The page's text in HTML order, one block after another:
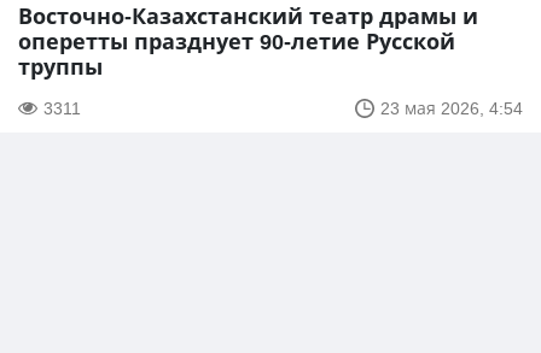
Восточно-Казахстанский театр драмы и
оперетты празднует 90-летие Русской
труппы
3311 23 мая 2026, 4:54